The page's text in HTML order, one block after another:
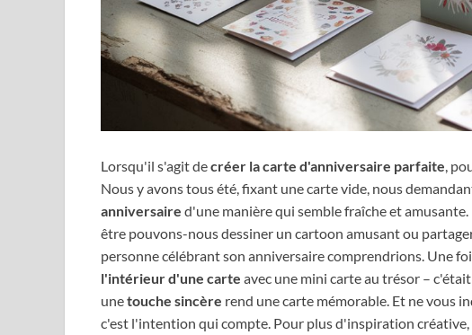
Lorsqu'il s'agit decréer la carte d'anniversaire parfaite ,
Nous y avons tous été, fixant une carte vide, nous
anniversaire d'une manière qui semble fraîche et
être pouvons-nous dessiner un cartoon amusant ou
personne célébrant son anniversaire comprendrions. Une
l'intérieur d'une carte avec une mini carte au trésor –
unetouche sincère rend une carte mémorable. Et ne vous
c'est l'intention qui compte. Pour plus d'inspiration